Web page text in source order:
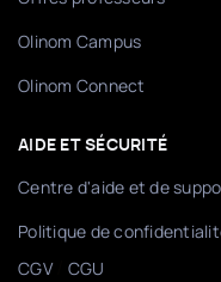
Olinom Campus
Olinom Connect
AIDE ET SÉCURITÉ
Centre d'aide et de
Politique de
CGV/ CGU